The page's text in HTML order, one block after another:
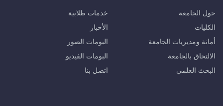
حول الجامعة
الكليات
أمانة ومديريات الجامعة
الالتحاق بالجامعة
البحث العلمي
خدمات طلابية
الأخبار
البومات الصور
البومات الفيديو
اتصل بنا